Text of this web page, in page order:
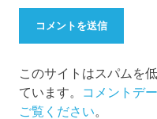
このサイトはスパムを
ています。 コメントデ
ご覧ください。